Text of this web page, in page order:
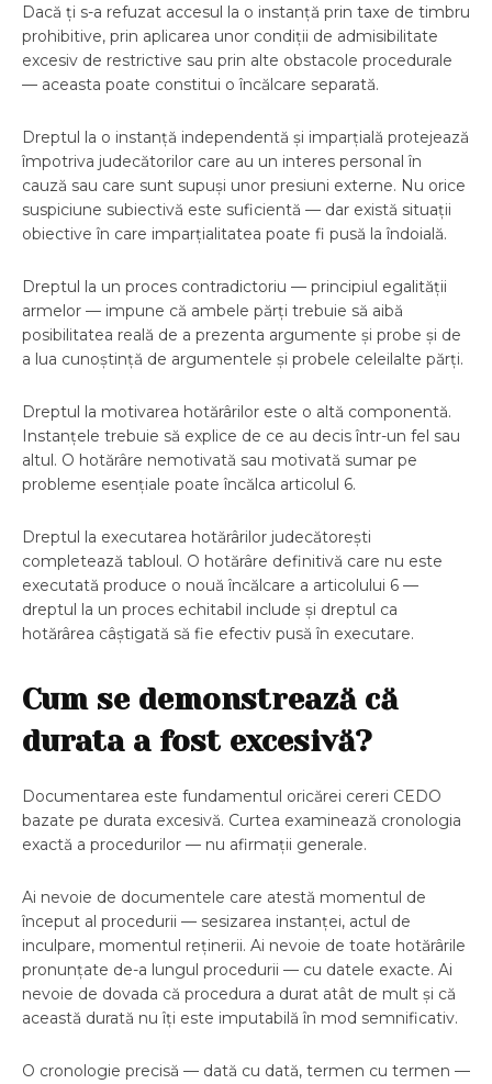
Dacă ți s-a refuzat accesul la o instanță prin taxe de timbru
prohibitive, prin aplicarea unor condiții de admisibilitate
excesiv de restrictive sau prin alte obstacole procedurale
— aceasta poate constitui o încălcare separată.
Dreptul la o instanță independentă și imparțială protejează
împotriva judecătorilor care au un interes personal în
cauză sau care sunt supuși unor presiuni externe. Nu orice
suspiciune subiectivă este suficientă — dar există situații
obiective în care imparțialitatea poate fi pusă la îndoială.
Dreptul la un proces contradictoriu — principiul egalității
armelor — impune că ambele părți trebuie să aibă
posibilitatea reală de a prezenta argumente și probe și de
a lua cunoștință de argumentele și probele celeilalte părți.
Dreptul la motivarea hotărârilor este o altă componentă.
Instanțele trebuie să explice de ce au decis într-un fel sau
altul. O hotărâre nemotivată sau motivată sumar pe
probleme esențiale poate încălca articolul 6.
Dreptul la executarea hotărârilor judecătorești
completează tabloul. O hotărâre definitivă care nu este
executată produce o nouă încălcare a articolului 6 —
dreptul la un proces echitabil include și dreptul ca
hotărârea câștigată să fie efectiv pusă în executare.
Cum se demonstrează că
durata a fost excesivă?
Documentarea este fundamentul oricărei cereri CEDO
bazate pe durata excesivă. Curtea examinează cronologia
exactă a procedurilor — nu afirmații generale.
Ai nevoie de documentele care atestă momentul de
început al procedurii — sesizarea instanței, actul de
inculpare, momentul reținerii. Ai nevoie de toate hotărârile
pronunțate de-a lungul procedurii — cu datele exacte. Ai
nevoie de dovada că procedura a durat atât de mult și că
această durată nu îți este imputabilă în mod semnificativ.
O cronologie precisă — dată cu dată, termen cu termen —